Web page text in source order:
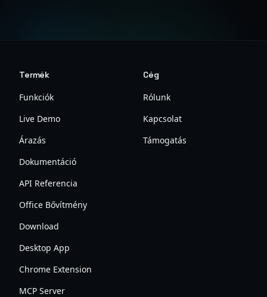
Termék
Funkciók
Live Demo
Árazás
Dokumentáció
API Referencia
Office Bővítmény
Download
Desktop App
Chrome Extension
MCP Server
Cég
Rólunk
Kapcsolat
Támogatás